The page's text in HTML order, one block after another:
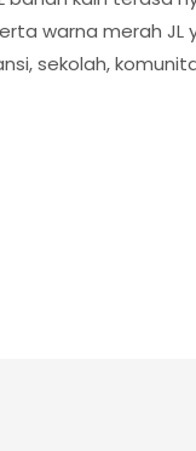
warna merah
sekolah,